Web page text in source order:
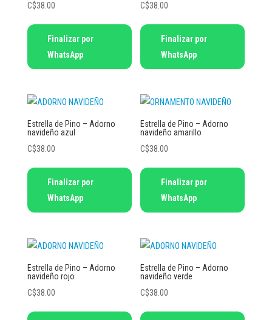
C$38.00
Finalizar por
WhatsApp
C$38.00
Finalizar por
WhatsApp
Estrella de Pino – Adorno
navideño azul
C$38.00
Finalizar por
WhatsApp
Estrella de Pino – Adorno
navideño amarillo
C$38.00
Finalizar por
WhatsApp
Estrella de Pino – Adorno
navideño rojo
C$38.00
Estrella de Pino – Adorno
navideño verde
C$38.00